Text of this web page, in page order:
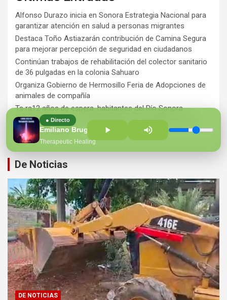
● Directo
Emiliano Bruguera
Therapeutic Healing
Alfonso Durazo inicia en Sonora Estrategia Nacional para
garantizar atención en salud a personas migrantes
Destaca Toño Astiazarán contribución de Camina Segura
para mejorar percepción de seguridad en ciudadanos
Continúan trabajos de rehabilitación del colector sanitario
de 36 pulgadas en la colonia Sahuaro
Organiza Gobierno de Hermosillo Feria de Adopciones de
animales de compañía
Ts ra12 años de espera, habitantes del Río Sonora
agradecen a Durazo y Sheinbaum por construcción de
Hospital Regional
De Noticias
DE NOTICIAS